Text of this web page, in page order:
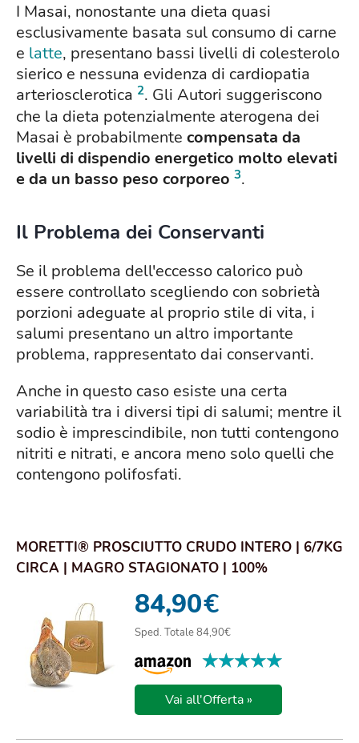
I Masai, nonostante una dieta quasi
esclusivamente basata sul consumo di carne
e latte, presentano bassi livelli di colesterolo
sierico e nessuna evidenza di cardiopatia
arteriosclerotica 2. Gli Autori suggeriscono
che la dieta potenzialmente aterogena dei
Masai è probabilmente compensata da
livelli di dispendio energetico molto elevati
e da un basso peso corporeo 3.
Il Problema dei Conservanti
Se il problema dell'eccesso calorico può
essere controllato scegliendo con sobrietà
porzioni adeguate al proprio stile di vita, i
salumi presentano un altro importante
problema, rappresentato dai conservanti.
Anche in questo caso esiste una certa
variabilità tra i diversi tipi di salumi; mentre il
sodio è imprescindibile, non tutti contengono
nitriti e nitrati, e ancora meno solo quelli che
contengono polifosfati.
MORETTI® PROSCIUTTO CRUDO INTERO | 6/7KG
CIRCA | MAGRO STAGIONATO | 100%
84,90€
Sped. Totale 84,90€
★★★★★
★★★★★
Vai all'Offerta »